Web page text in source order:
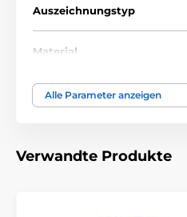
Auszeichnungstyp
Material
Alle Parameter anzeigen
Verwandte Produkte